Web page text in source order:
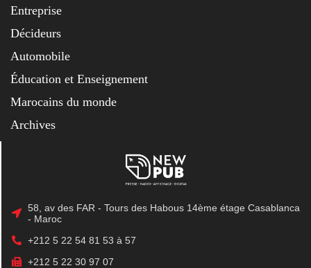
Entreprise
Décideurs
Automobile
Éducation et Enseignement
Marocains du monde
Archives
58, av des FAR - Tours des Habous 14ème étage Casablanca
- Maroc
+212 5 22 54 81 53 à 57
+212 5 22 30 97 07